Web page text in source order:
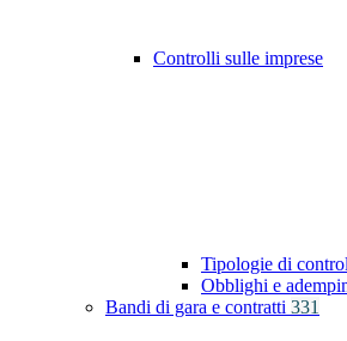
Controlli sulle imprese
Tipologie di
Obblighi e
Bandi di gara e contratti 331